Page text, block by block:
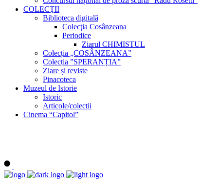
COLECŢII
Biblioteca digitală
Colecţia Cosânzeana
Periodice
Ziarul CHIMISTUL
Colecția „COSÂNZEANA”
Colecția ”SPERANȚIA”
Ziare și reviste
Pinacoteca
Muzeul de Istorie
Istoric
Articole/colecții
Cinema “Capitol”